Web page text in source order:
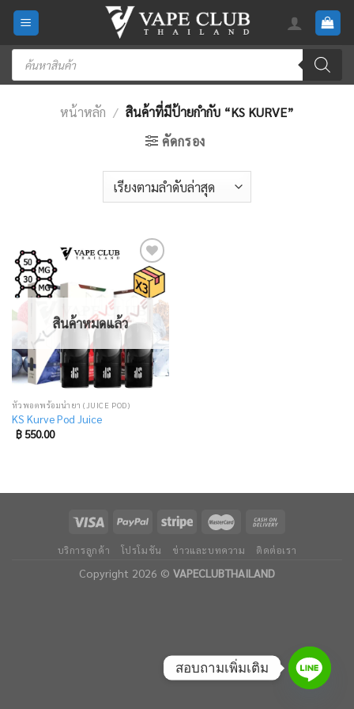
Skip
content
Products
search
หน้าหลัก / สินค้าที่มีป้ายกำกับ “KS KURVE”
คัดกรอง
Add
to
wishlist
สินค้าหมดแล้ว
หัวพอตพร้อมน้ำยา (JUICE POD)
KS Kurve Pod Juice
฿550.00
บริการลูกค้า โปรโมชัน ข่าวและบทความ ติดต่อเรา
Copyright 2026 © VAPECLUBTHAILAND
สอบถามเพิ่มเติม